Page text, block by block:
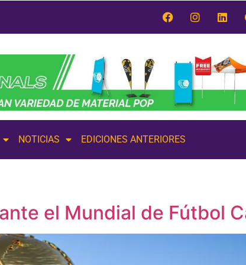
NOTICIAS EDICIONES ANTERIORES
el Mundial de Fútbol